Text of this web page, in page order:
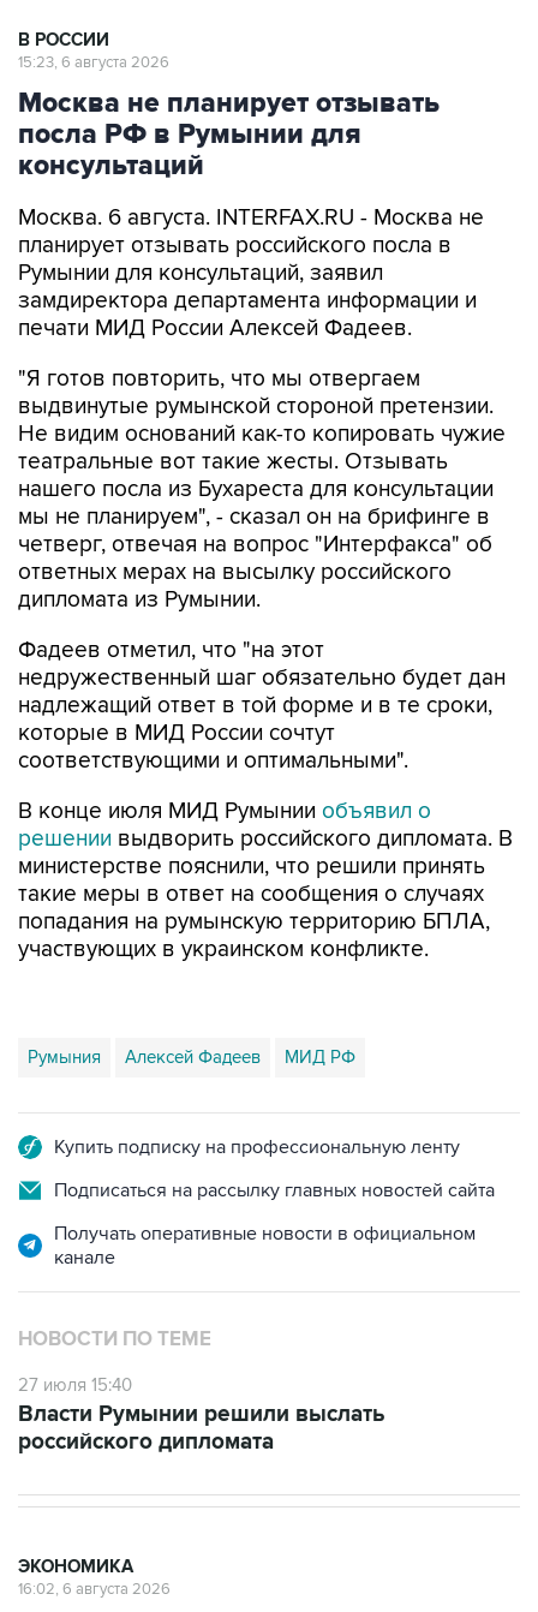
В РОССИИ
15:23, 6 августа 2026
Москва не планирует отзывать
посла РФ в Румынии для
консультаций
Москва. 6 августа. INTERFAX.RU - Москва не
планирует отзывать российского посла в
Румынии для консультаций, заявил
замдиректора департамента информации и
печати МИД России Алексей Фадеев.
"Я готов повторить, что мы отвергаем
выдвинутые румынской стороной претензии.
Не видим оснований как-то копировать чужие
театральные вот такие жесты. Отзывать
нашего посла из Бухареста для консультации
мы не планируем", - сказал он на брифинге в
четверг, отвечая на вопрос "Интерфакса" об
ответных мерах на высылку российского
дипломата из Румынии.
Фадеев отметил, что "на этот
недружественный шаг обязательно будет дан
надлежащий ответ в той форме и в те сроки,
которые в МИД России сочтут
соответствующими и оптимальными".
В конце июля МИД Румынии объявил о
решении выдворить российского дипломата. В
министерстве пояснили, что решили принять
такие меры в ответ на сообщения о случаях
попадания на румынскую территорию БПЛА,
участвующих в украинском конфликте.
Румыния Алексей Фадеев МИД РФ
Купить подписку на профессиональную ленту
Подписаться на рассылку главных новостей сайта
Получать оперативные новости в официальном
канале
НОВОСТИ ПО ТЕМЕ
27 июля 15:40
Власти Румынии решили выслать
российского дипломата
ЭКОНОМИКА
16:02, 6 августа 2026